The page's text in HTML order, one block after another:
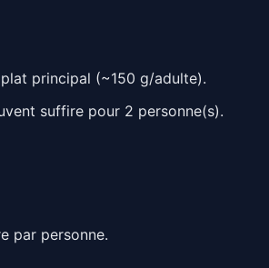
principal (~150 g/adulte).
suffire pour 2 personne(s).
par personne.